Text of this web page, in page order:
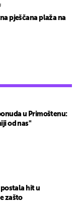
u Primoštenu:
od nas"
postala hit u
zašto
pješčana plaža na